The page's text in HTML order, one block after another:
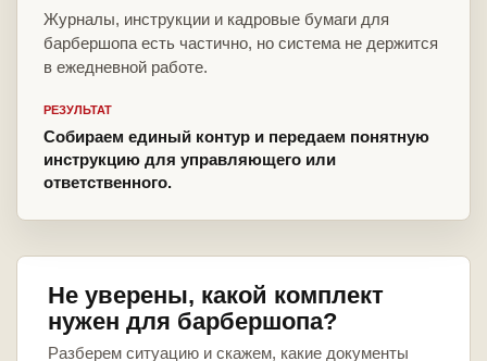
Журналы, инструкции и кадровые бумаги для
барбершопа есть частично, но система не держится
в ежедневной работе.
РЕЗУЛЬТАТ
Собираем единый контур и передаем понятную
инструкцию для управляющего или
ответственного.
Не уверены, какой комплект
нужен для барбершопа?
Разберем ситуацию и скажем, какие документы